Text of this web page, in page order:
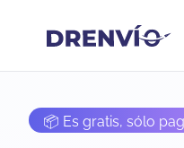
📦 Es gratis, sólo